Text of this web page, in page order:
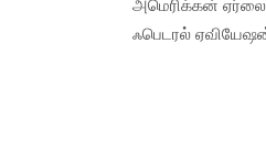
அமெரிக்கன்
ஃபெடரல்